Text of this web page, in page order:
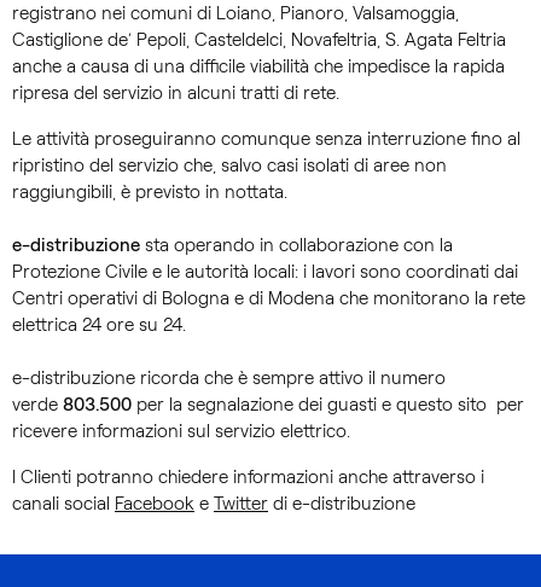
registrano nei comuni di Loiano, Pianoro, Valsamoggia,
Castiglione de’ Pepoli, Casteldelci, Novafeltria, S. Agata Feltria
anche a causa di una difficile viabilità che impedisce la rapida
ripresa del servizio in alcuni tratti di rete.
Le attività proseguiranno comunque senza interruzione fino al
ripristino del servizio che, salvo casi isolati di aree non
raggiungibili, è previsto in nottata.
e-distribuzione sta operando in collaborazione con la
Protezione Civile e le autorità locali: i lavori sono coordinati dai
Centri operativi di Bologna e di Modena che monitorano la rete
elettrica 24 ore su 24.
e-distribuzione ricorda che è sempre attivo il numero
verde 803.500 per la segnalazione dei guasti e questo sito per
ricevere informazioni sul servizio elettrico.
I Clienti potranno chiedere informazioni anche attraverso i
canali social Facebook e Twitter di e-distribuzione